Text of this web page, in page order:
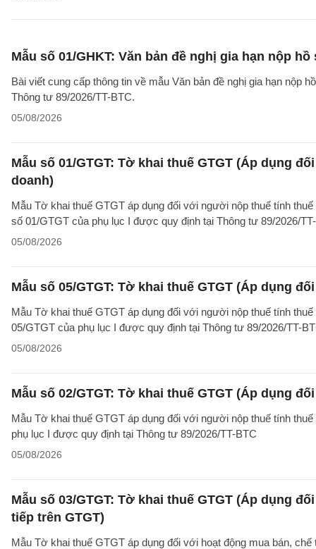
Mẫu số 01/GHKT: Văn bản đề nghị gia hạn nộp
Bài viết cung cấp thông tin về mẫu Văn bản đề nghị gia hạn nộp
Thông tư 89/2026/TT-BTC.
05/08/2026
Mẫu số 01/GTGT: Tờ khai thuế GTGT (Áp dụng
doanh)
Mẫu Tờ khai thuế GTGT áp dụng đối với người nộp thuế tính
số 01/GTGT của phụ lục I được quy định tại Thông tư 89/2026/
05/08/2026
Mẫu số 05/GTGT: Tờ khai thuế GTGT (Áp dụng
Mẫu Tờ khai thuế GTGT áp dụng đối với người nộp thuế tính
05/GTGT của phụ lục I được quy định tại Thông tư 89/2026/TT-
05/08/2026
Mẫu số 02/GTGT: Tờ khai thuế GTGT (Áp dụng
Mẫu Tờ khai thuế GTGT áp dụng đối với người nộp thuế tính
phụ lục I được quy định tại Thông tư 89/2026/TT-BTC
05/08/2026
Mẫu số 03/GTGT: Tờ khai thuế GTGT (Áp dụng
tiếp trên GTGT)
Mẫu Tờ khai thuế GTGT áp dụng đối với hoạt động mua bán,